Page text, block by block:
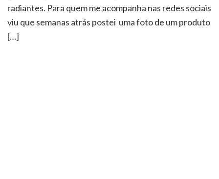
radiantes. Para quem me acompanha nas redes sociais
viu que semanas atrás postei uma foto de um produto
[…]